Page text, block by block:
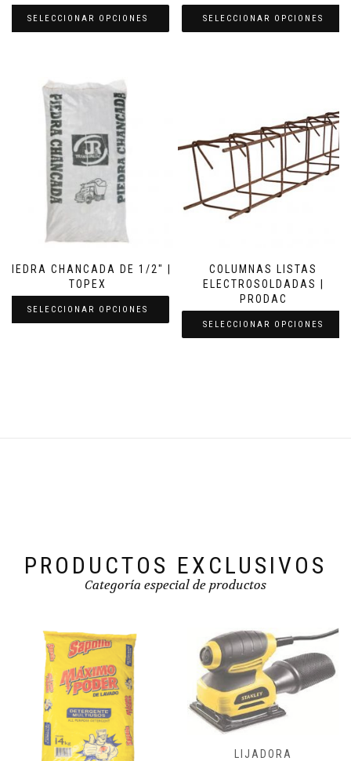
SELECCIONAR OPCIONES SELECCIONAR OPCIONES
PIEDRA CHANCADA DE 1/2″ |
TOPEX
SELECCIONAR OPCIONES
COLUMNAS LISTAS
ELECTROSOLDADAS |
PRODAC
SELECCIONAR OPCIONES
PRODUCTOS EXCLUSIVOS
Categoría especial de productos
LIJADORA
FRESADORAS,